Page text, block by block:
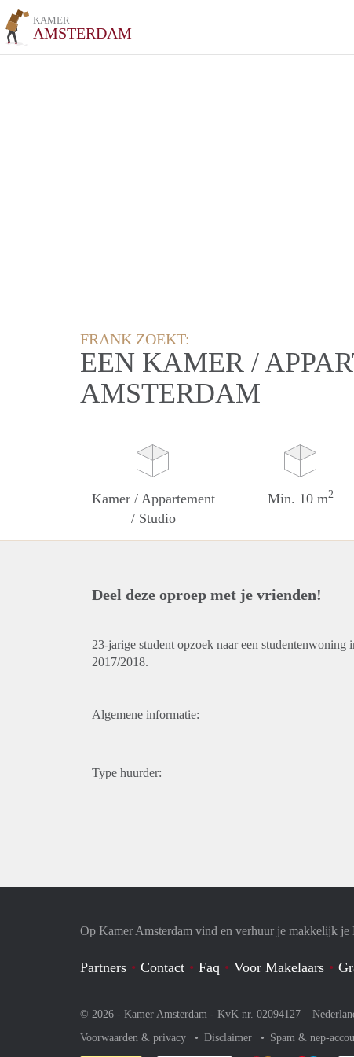
KAMER
AMSTERDAM
FRANK ZOEKT:
EEN KAMER /
AMSTERDAM
Kamer / Appartement
/ Studio
Min. 10 m2
Deel deze oproep met je vrienden!
23-jarige student opzoek naar een studentenwoning
2017/2018.
Algemene informatie:
Type huurder:
Op Kamer Amsterdam vind en verhuur je makkelijk je
Partners Contact Faq Voor Makelaars
© 2026 - Kamer Amsterdam - KvK nr. 02094127 –
Voorwaarden & privacy
Disclaimer Spam & nep-